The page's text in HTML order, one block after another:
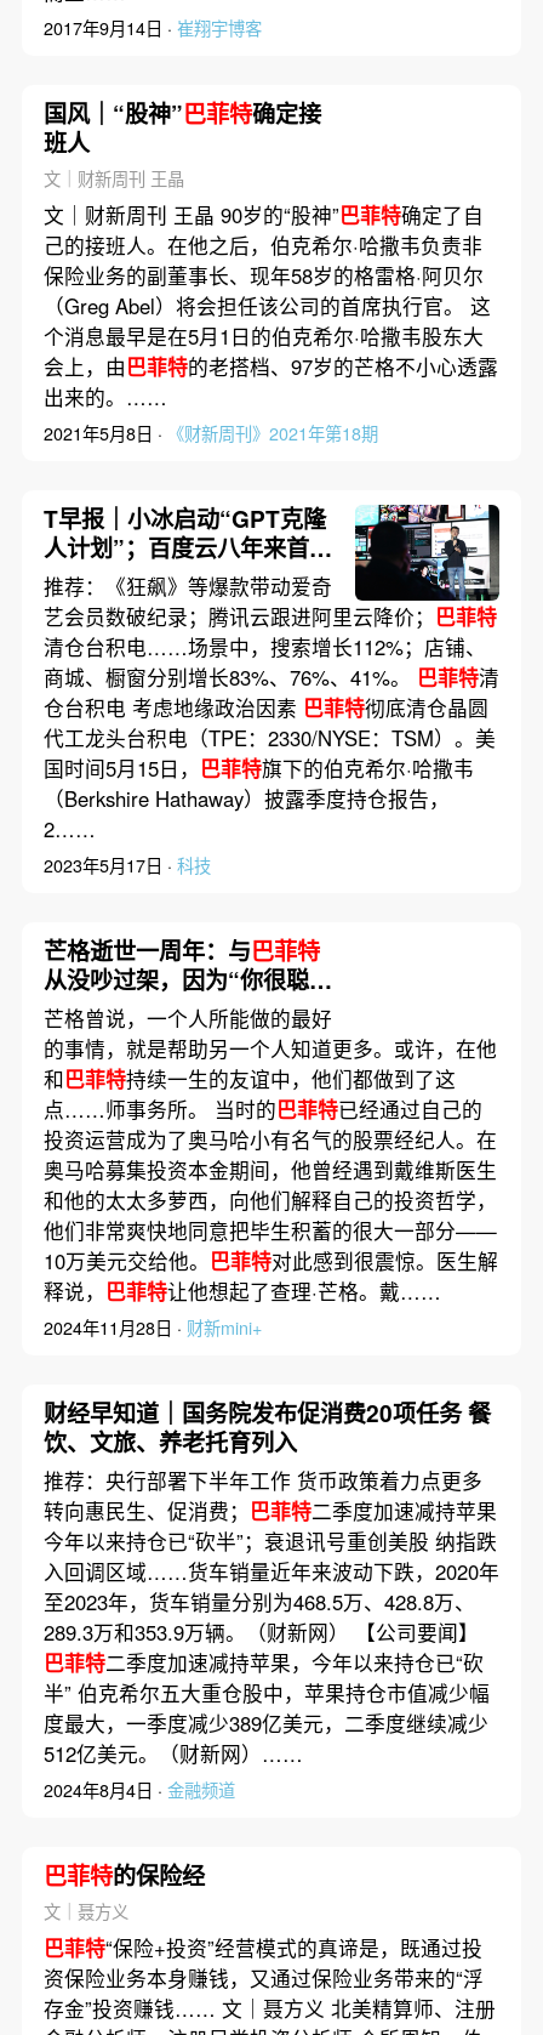
2017年9月14日 · 崔翔宇博客
国风｜“股神”巴菲特确定接
班人
文｜财新周刊 王晶
文｜财新周刊 王晶 90岁的“股神”巴菲特确定了自
己的接班人。在他之后，伯克希尔·哈撒韦负责非
保险业务的副董事长、现年58岁的格雷格·阿贝尔
（Greg Abel）将会担任该公司的首席执行官。 这
个消息最早是在5月1日的伯克希尔·哈撒韦股东大
会上，由巴菲特的老搭档、97岁的芒格不小心透露
出来的。……
2021年5月8日 · 《财新周刊》2021年第18期
T早报｜小冰启动“GPT克隆
人计划”；百度云八年来首次
盈利；富途、老虎境内下架
APP
推荐：《狂飙》等爆款带动爱奇
艺会员数破纪录；腾讯云跟进阿里云降价； 巴菲特
清仓台积电……场景中，搜索增长112%；店铺、
商城、橱窗分别增长83%、76%、41%。 巴菲特清
仓台积电 考虑地缘政治因素 巴菲特彻底清仓晶圆
代工龙头台积电（TPE：2330/NYSE：TSM）。美
国时间5月15日， 巴菲特旗下的伯克希尔·哈撒韦
（Berkshire Hathaway）披露季度持仓报告，
2……
2023年5月17日 · 科技
芒格逝世一周年：与巴菲特
从没吵过架，因为“你很聪
明，我是对的”｜带着问题去
读书
芒格曾说，一个人所能做的最好
的事情，就是帮助另一个人知道更多。或许，在他
和巴菲特持续一生的友谊中，他们都做到了这
点……师事务所。 当时的巴菲特已经通过自己的
投资运营成为了奥马哈小有名气的股票经纪人。在
奥马哈募集投资本金期间，他曾经遇到戴维斯医生
和他的太太多萝西，向他们解释自己的投资哲学，
他们非常爽快地同意把毕生积蓄的很大一部分——
10万美元交给他。 巴菲特对此感到很震惊。医生解
释说， 巴菲特让他想起了查理·芒格。戴……
2024年11月28日 · 财新mini+
财经早知道｜国务院发布促消费20项任务 餐
饮、文旅、养老托育列入
推荐：央行部署下半年工作 货币政策着力点更多
转向惠民生、促消费； 巴菲特二季度加速减持苹果
今年以来持仓已“砍半”；衰退讯号重创美股 纳指跌
入回调区域……货车销量近年来波动下跌，2020年
至2023年，货车销量分别为468.5万、428.8万、
289.3万和353.9万辆。（财新网） 【公司要闻】
巴菲特二季度加速减持苹果，今年以来持仓已“砍
半” 伯克希尔五大重仓股中，苹果持仓市值减少幅
度最大，一季度减少389亿美元，二季度继续减少
512亿美元。（财新网）……
2024年8月4日 · 金融频道
巴菲特的保险经
文｜聂方义
巴菲特“保险+投资”经营模式的真谛是，既通过投
资保险业务本身赚钱，又通过保险业务带来的“浮
存金”投资赚钱…… 文｜聂方义 北美精算师、注册